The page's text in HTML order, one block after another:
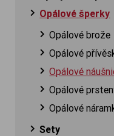
Opálové šperky
Opálové brože
Opálové
Opálové
Opálové
Opálové
Sety